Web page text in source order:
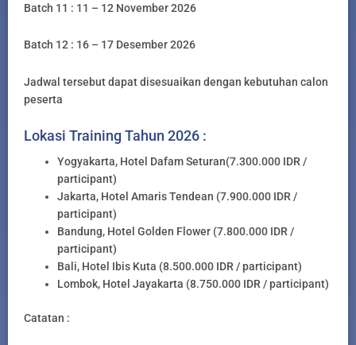
Batch 11 : 11 – 12 November 2026
Batch 12 : 16 – 17 Desember 2026
Jadwal tersebut dapat disesuaikan dengan kebutuhan calon
peserta
Lokasi Training Tahun 2026 :
Yogyakarta, Hotel Dafam Seturan(7.300.000 IDR /
participant)
Jakarta, Hotel Amaris Tendean (7.900.000 IDR /
participant)
Bandung, Hotel Golden Flower (7.800.000 IDR /
participant)
Bali, Hotel Ibis Kuta (8.500.000 IDR / participant)
Lombok, Hotel Jayakarta (8.750.000 IDR / participant)
Catatan :